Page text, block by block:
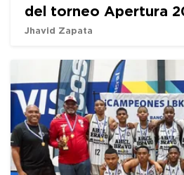
del torneo Apertura
Jhavid Zapata